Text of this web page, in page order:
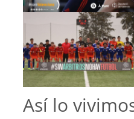
Así lo